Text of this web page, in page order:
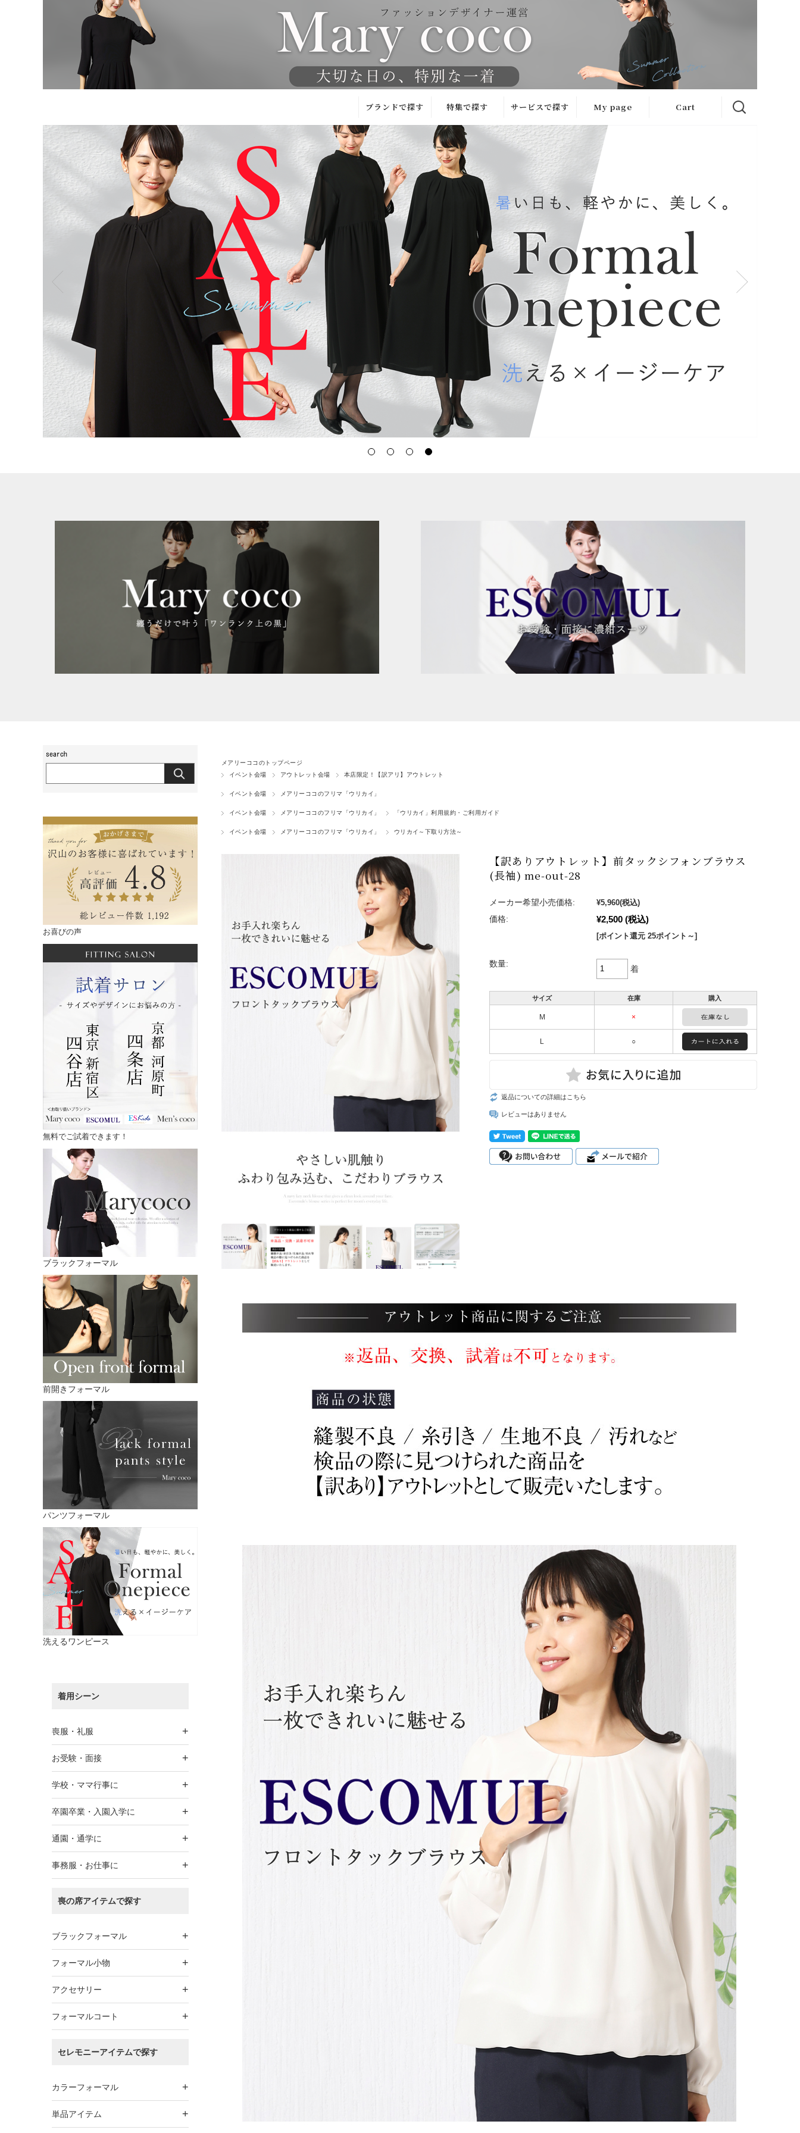
ブランドで探す
Mary coco
JAPAN
QUALITY
(日本製)
kaene
YUMA
KOSHINO
小篠ゆま
ES kids
特集で探す
東京／京都
試着サロン
洗える
フォーマル特集
人気！ランキン
洗えるブラック
フォーマル
日本製
フォーマル
体系カバー
機能付き
濃紺ワンピース
サービスで探す
試着サービス
お急ぎ便
チケット
安心補正
ハンガー便
チケット
買取サービス
MCユーズド
My page Cart
メアリーココのトップページ
イベント会場
アウトレット会場 本店限定！【訳アリ】アウトレット
イベント会場 メアリーココのフリマ「ウリカイ」
イベント会場 メアリーココのフリマ「ウリカイ」 「ウリカイ」利用規約・ご利用ガイド
イベント会場 メアリーココのフリマ「ウリカイ」 ウリカイ～下取り方法～
【訳ありアウトレット】前タックシフォンブラウス
(長袖) me-out-28
メーカー希望小売価格: ¥5,960(税込)
価格:
¥2,500 (税込)
[ポイント還元 25ポイント～]
数量:
着
サイズ 在庫 購入
M ×
L ○
返品についての詳細はこちら
レビューはありません
お喜びの声
無料でご試着できます！
ブラックフォーマル
前開きフォーマル
パンツフォーマル
洗えるワンピース
着用シーン
喪服・礼服 +
お受験・面接 +
学校・ママ行事に +
卒園卒業・入園入学に +
通園・通学に +
事務服・お仕事に +
喪の席アイテムで探す
ブラックフォーマル +
フォーマル小物 +
アクセサリー +
フォーマルコート +
セレモニーアイテムで探す
カラーフォーマル +
単品アイテム +